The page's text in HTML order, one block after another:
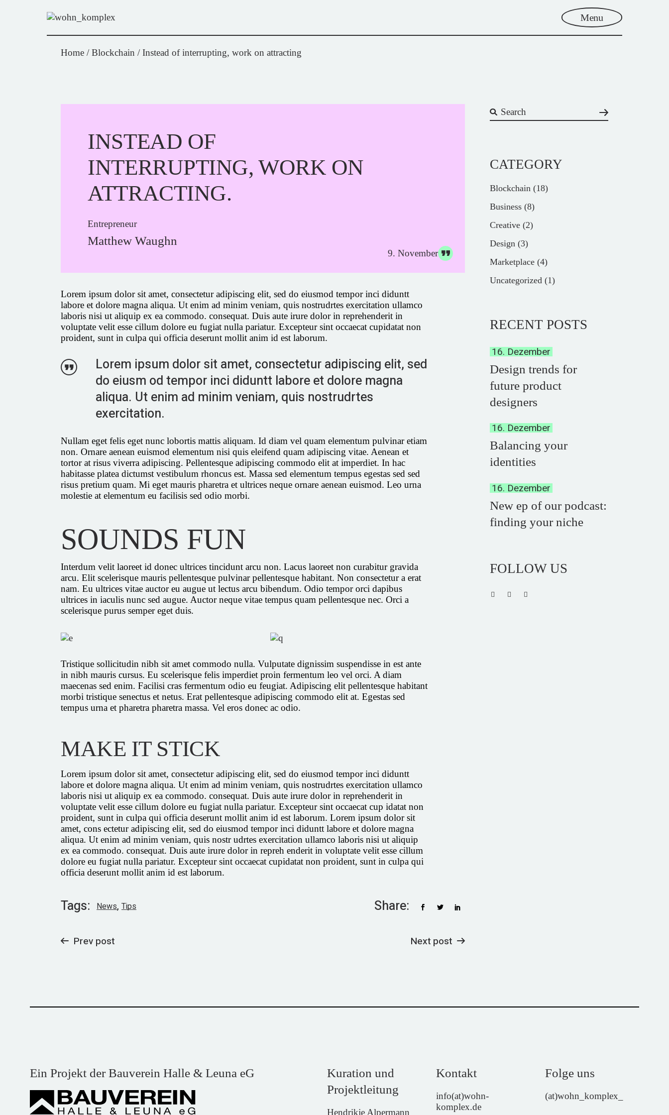
Menu
Home Blockchain Instead of interrupting, work on attracting
INSTEAD OF
INTERRUPTING, WORK ON
ATTRACTING.
Entrepreneur
Matthew Waughn
9. November
Lorem ipsum dolor sit amet, consectetur adipiscing elit, sed do eiusmod tempor inci diduntt
labore et dolore magna aliqua. Ut enim ad minim veniam, quis nostrudrtes exercitation ullamco
laboris nisi ut aliquip ex ea commodo. consequat. Duis aute irure dolor in reprehenderit in
voluptate velit esse cillum dolore eu fugiat nulla pariatur. Excepteur sint occaecat cupidatat non
proident, sunt in culpa qui officia deserunt mollit anim id est laborum.
Lorem ipsum dolor sit amet, consectetur adipiscing elit, sed
do eiusm od tempor inci diduntt labore et dolore magna
aliqua. Ut enim ad minim veniam, quis nostrudrtes
exercitation.
Nullam eget felis eget nunc lobortis mattis aliquam. Id diam vel quam elementum pulvinar etiam
non. Ornare aenean euismod elementum nisi quis eleifend quam adipiscing vitae. Aenean et
tortor at risus viverra adipiscing. Pellentesque adipiscing commodo elit at imperdiet. In hac
habitasse platea dictumst vestibulum rhoncus est. Massa sed elementum tempus egestas sed sed
risus pretium quam. Mi eget mauris pharetra et ultrices neque ornare aenean euismod. Leo urna
molestie at elementum eu facilisis sed odio morbi.
SOUNDS FUN
Interdum velit laoreet id donec ultrices tincidunt arcu non. Lacus laoreet non curabitur gravida
arcu. Elit scelerisque mauris pellentesque pulvinar pellentesque habitant. Non consectetur a erat
nam. Eu ultrices vitae auctor eu augue ut lectus arcu bibendum. Odio tempor orci dapibus
ultrices in iaculis nunc sed augue. Auctor neque vitae tempus quam pellentesque nec. Orci a
scelerisque purus semper eget duis.
Tristique sollicitudin nibh sit amet commodo nulla. Vulputate dignissim suspendisse in est ante
in nibh mauris cursus. Eu scelerisque felis imperdiet proin fermentum leo vel orci. A diam
maecenas sed enim. Facilisi cras fermentum odio eu feugiat. Adipiscing elit pellentesque habitant
morbi tristique senectus et netus. Erat pellentesque adipiscing commodo elit at. Egestas sed
tempus urna et pharetra pharetra massa. Vel eros donec ac odio.
MAKE IT STICK
Lorem ipsum dolor sit amet, consectetur adipiscing elit, sed do eiusmod tempor inci diduntt
labore et dolore magna aliqua. Ut enim ad minim veniam, quis nostrudrtes exercitation ullamco
laboris nisi ut aliquip ex ea commodo. consequat. Duis aute irure dolor in reprehenderit in
voluptate velit esse cillum dolore eu fugiat nulla pariatur. Excepteur sint occaecat cup idatat non
proident, sunt in culpa qui officia deserunt mollit anim id est laborum. Lorem ipsum dolor sit
amet, cons ectetur adipiscing elit, sed do eiusmod tempor inci diduntt labore et dolore magna
aliqua. Ut enim ad minim veniam, quis nostr udrtes exercitation ullamco laboris nisi ut aliquip
ex ea commodo. consequat. Duis aute irure dolor in repreh enderit in voluptate velit esse cillum
dolore eu fugiat nulla pariatur. Excepteur sint occaecat cupidatat non proident, sunt in culpa qui
officia deserunt mollit anim id est laborum.
Tags: News Tips Share:
Prev post Next post
CATEGORY
Blockchain (18)
Business (8)
Creative (2)
Design (3)
Marketplace (4)
Uncategorized (1)
RECENT POSTS
16. Dezember
Design trends for
future product
designers
16. Dezember
Balancing your
identities
16. Dezember
New ep of our podcast:
finding your niche
FOLLOW US
Ein Projekt der Bauverein Halle & Leuna eG
Kuration und
Projektleitung
Hendrikje Alpermann
Kontakt
info(at)wohn-
komplex.de
Folge uns
(at)wohn_komplex_